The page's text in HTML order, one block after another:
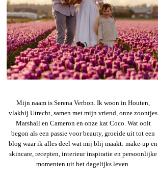
Mijn naam is Serena Verbon. Ik woon in Houten,
vlakbij Utrecht, samen met mijn vriend, onze zoontjes
Marshall en Cameron en onze kat Coco. Wat ooit
begon als een passie voor beauty, groeide uit tot een
blog waar ik alles deel wat mij blij maakt: make-up en
skincare, recepten, interieur inspiratie en persoonlijke
momenten uit het dagelijks leven.